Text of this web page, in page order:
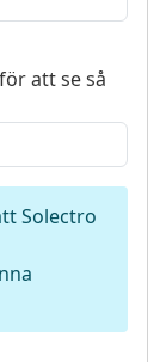
att se så
Solectro